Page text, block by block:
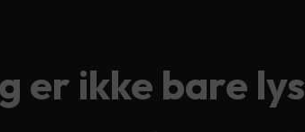
er ikke bare lys